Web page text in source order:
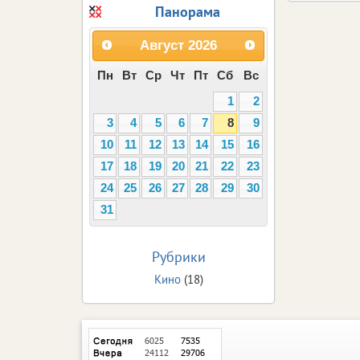
Панорама
Август 2026
Пн Вт Ср Чт Пт Сб
Вс
1
2
3
4 5 6 7 8
9
10
11 12 13 14 15
16
17
18 19 20 21 22
23
24
25 26 27 28 29
30
31
Рубрики
Кино(18)